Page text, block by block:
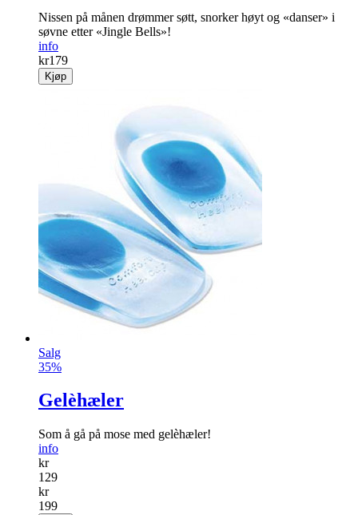
Nissen på månen drømmer søtt, snorker høyt og «danser» i
søvne etter «Jingle Bells»!
info
kr179
Kjøp
Salg
35%
Gelèhæler
Som å gå på mose med gelèhæler!
info
kr
129
kr
199